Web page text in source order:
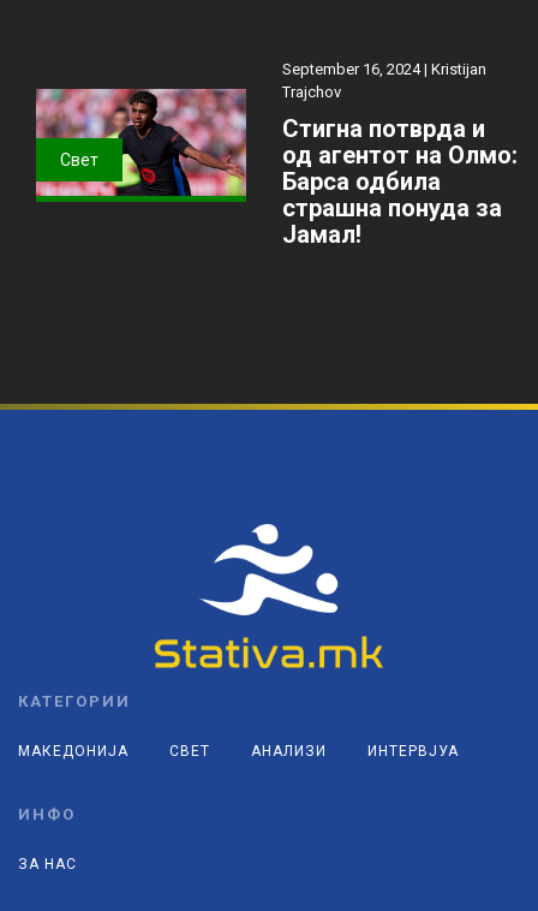
Свет
September 16, 2024 | Kristijan
Trajchov
Стигна потврда и
од агентот на Олмо:
Барса одбила
страшна понуда за
Јамал!
КАТЕГОРИИ
МАКЕДОНИЈА СВЕТ АНАЛИЗИ ИНТЕРВЈУА
ИНФО
ЗА НАС